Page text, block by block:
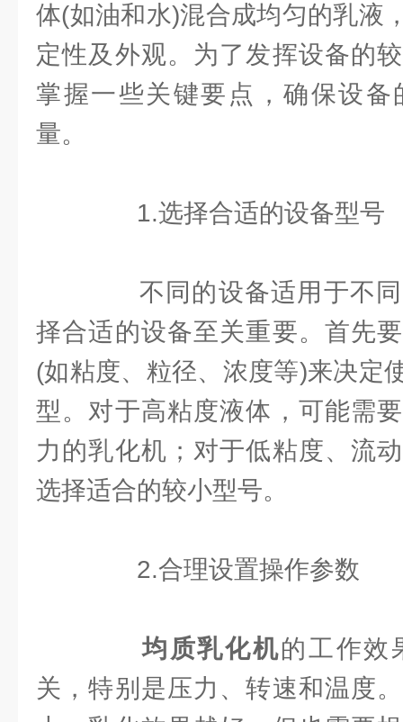
体(如油和水)混合成均匀的乳液
定性及外观。为了发挥设备的
掌握一些关键要点，确保设备
量。
1.选择合适的设备型号
不同的设备适用于不同
择合适的设备至关重要。首先
(如粘度、粒径、浓度等)来决定
型。对于高粘度液体，可能需
力的乳化机；对于低粘度、流
选择适合的较小型号。
2.合理设置操作参数
均质乳化机的工作效
关，特别是压力、转速和温度